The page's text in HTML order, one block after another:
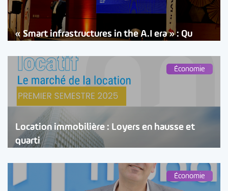
« Smart infrastructures in the A.I era » : Qu
Économie
Location immobilière : Loyers en hausse et
quarti
Économie